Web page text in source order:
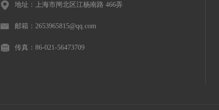
地址：上海市闸北区江杨南路 466弄
邮箱：2653965815@qq.com
传真：86-021-56473709